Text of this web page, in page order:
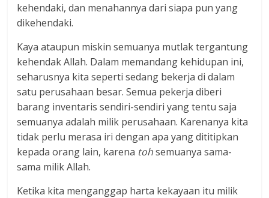
kehendaki, dan menahannya dari siapa pun yang
dikehendaki.
Kaya ataupun miskin semuanya mutlak tergantung
kehendak Allah. Dalam memandang kehidupan ini,
seharusnya kita seperti sedang bekerja di dalam
satu perusahaan besar. Semua pekerja diberi
barang inventaris sendiri-sendiri yang tentu saja
semuanya adalah milik perusahaan. Karenanya kita
tidak perlu merasa iri dengan apa yang dititipkan
kepada orang lain, karena tohsemuanya sama-
sama milik Allah.
Ketika kita menganggap harta kekayaan itu milik